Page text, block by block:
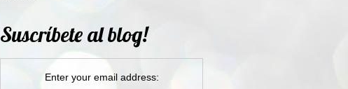
Suscríbete al blog!
Enter your email address: